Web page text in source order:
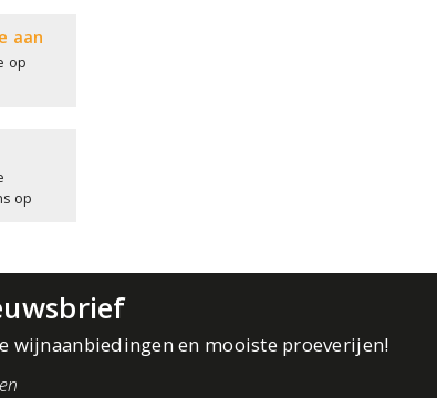
aan
op
op
wijnaanbiedingen en mooiste proeverijen!